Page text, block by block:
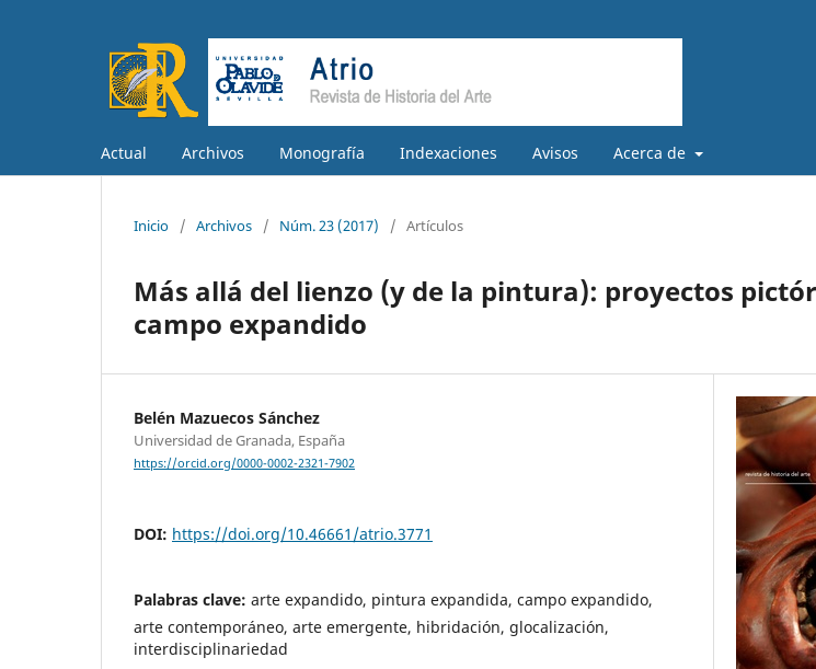
Actual Archivos Monografía Indexaciones Avisos Acerca de
Inicio / Archivos / Núm. 23 (2017) / Artículos
Más allá del lienzo (y de la pintura): proyectos
campo expandido
Belén Mazuecos Sánchez
Universidad de Granada, España
https://orcid.org/0000-0002-2321-7902
DOI: https://doi.org/10.46661/atrio.3771
Palabras clave: arte expandido, pintura expandida, campo expandido,
arte contemporáneo, arte emergente, hibridación, glocalización,
interdisciplinariedad